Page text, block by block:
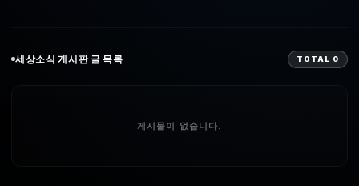
세상소식 게시판 글 목록 TOTAL 0
게시물이 없습니다.